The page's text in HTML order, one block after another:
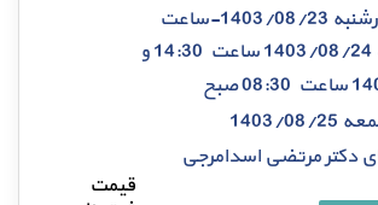
چهارشنبه 1403/08/23-ساعت
14:30 و پنجشنبه 1403/08/24 ساعت 14:30 و
08/25
دکتر مرتضی اسدامرجی